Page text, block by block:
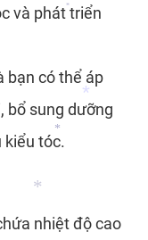
và phát triển
bạn có thể áp
bổ sung dưỡng
kiểu tóc.
nhiệt độ cao